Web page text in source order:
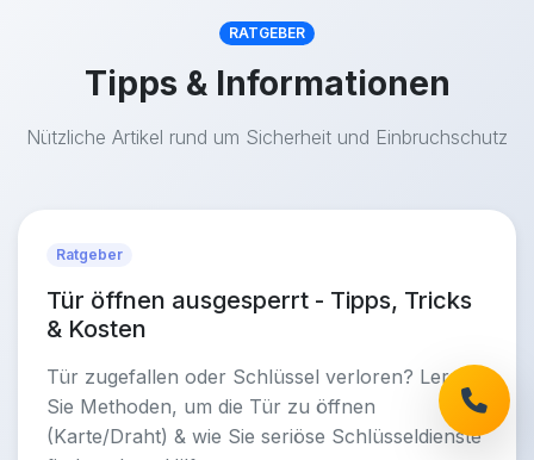
RATGEBER
Tipps & Informationen
Nützliche Artikel rund um Sicherheit und Einbruchschutz
Ratgeber
Tür öffnen ausgesperrt - Tipps, Tricks
& Kosten
Tür zugefallen oder Schlüssel verloren? Lernen
Sie Methoden, um die Tür zu öffnen
(Karte/Draht) & wie Sie seriöse Schlüsseldienste